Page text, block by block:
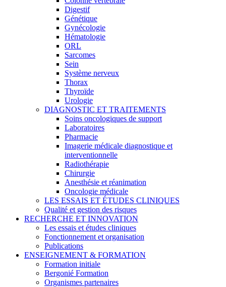
Digestif
Génétique
Gynécologie
Hématologie
ORL
Sarcomes
Sein
Système nerveux
Thorax
Thyroïde
Urologie
DIAGNOSTIC ET TRAITEMENTS
Soins oncologiques de support
Laboratoires
Pharmacie
Imagerie médicale diagnostique et
interventionnelle
Radiothérapie
Chirurgie
Anesthésie et réanimation
Oncologie médicale
LES ESSAIS ET ÉTUDES CLINIQUES
Qualité et gestion des risques
RECHERCHE ET INNOVATION
Les essais et études cliniques
Fonctionnement et organisation
Publications
ENSEIGNEMENT & FORMATION
Formation initiale
Bergonié Formation
Organismes partenaires